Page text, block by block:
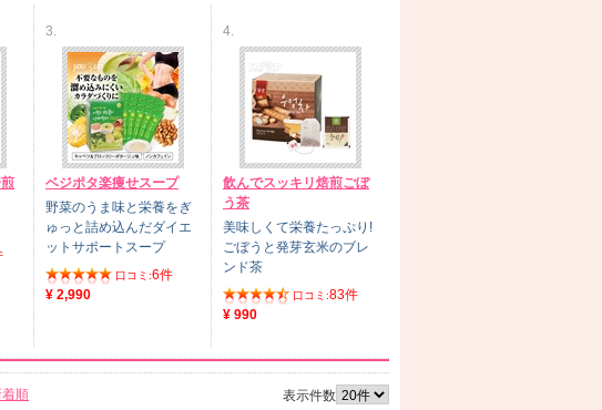
3.
ベジポタ楽痩せスープ
野菜のうま味と栄養をぎ
ゅっと詰め込んだダイエ
ットサポートスープ
口コミ:6件
¥ 2,990
4.
飲んでスッキリ焙煎ごぼ
う茶
美味しくて栄養たっぷり!
ごぼうと発芽玄米のブレ
ンド茶
口コミ:83件
¥ 990
着順 表示件数